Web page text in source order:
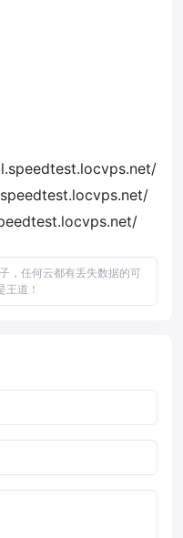
，任何云都有丢失数据的可
王道！